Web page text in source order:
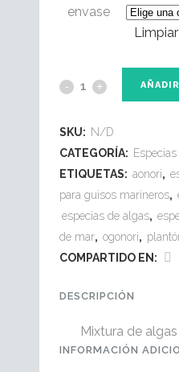
envase
Limpiar
SKU: N/D
CATEGORÍA:
ETIQUETAS: aonori,
para guisos marineros,
especias de algas,
de mar, ogonori,
COMPARTIDO EN:
DESCRIPCIÓN
Mixtura de
INFORMACIÓN